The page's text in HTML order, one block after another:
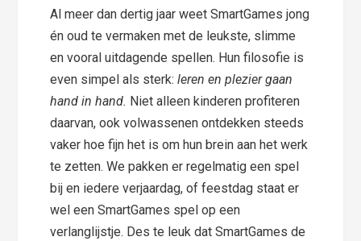
Al meer dan dertig jaar weet SmartGames jong
én oud te vermaken met de leukste, slimme
en vooral uitdagende spellen. Hun filosofie is
even simpel als sterk:leren en plezier gaan
hand in hand. Niet alleen kinderen profiteren
daarvan, ook volwassenen ontdekken steeds
vaker hoe fijn het is om hun brein aan het werk
te zetten. We pakken er regelmatig een spel
bij en iedere verjaardag, of feestdag staat er
wel een SmartGames spel op een
verlanglijstje. Des te leuk dat SmartGames de